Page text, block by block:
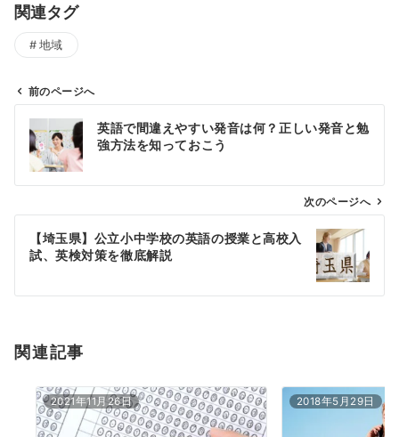
関連タグ
地域
ン
前のページへ
英語で間違えやすい発音は何？正しい発音と勉
強方法を知っておこう
次のページへ
【埼玉県】公立小中学校の英語の授業と高校入
試、英検対策を徹底解説
関連記事
2021年11月26日 2018年5月29日